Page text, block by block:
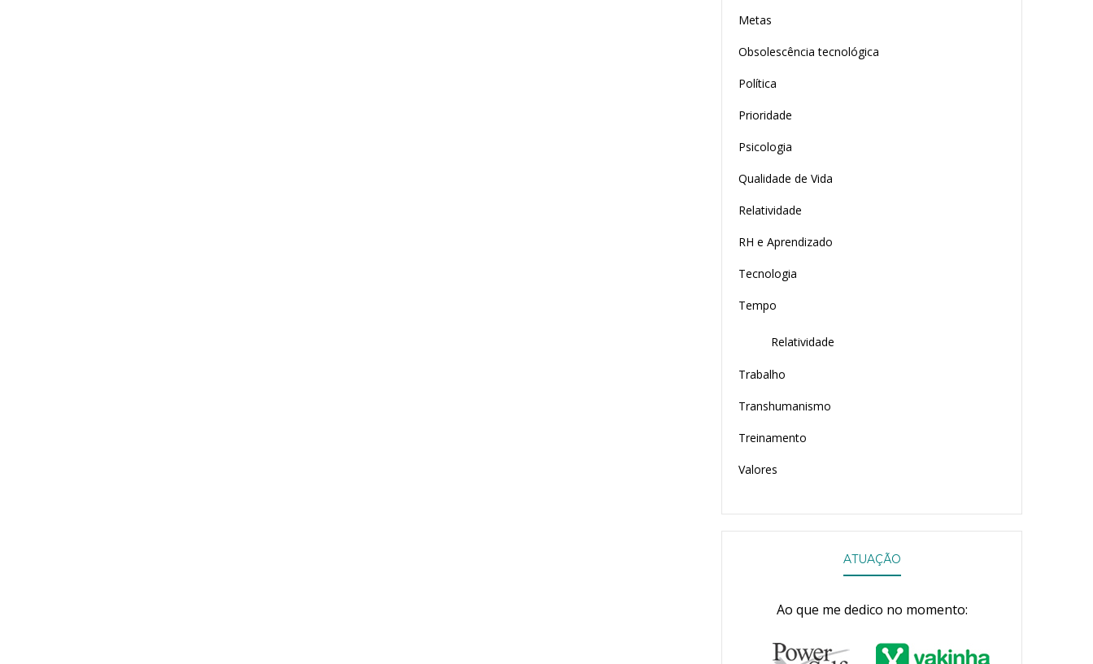
Metas
Obsolescência tecnológica
Política
Prioridade
Psicologia
Qualidade de Vida
Relatividade
RH e Aprendizado
Tecnologia
Tempo
Relatividade
Trabalho
Transhumanismo
Treinamento
Valores
ATUAÇÃO
Ao que me dedico no momento: